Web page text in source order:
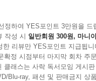
정하여 YES포인트 3만원을 드
작성 시 일반회원 300원, 마니
한 리뷰만 YES포인트 지급됩니
확정 시점부터 마지막 회차 주
클래스는 사락 독서모임 게시
Blu-ray, 패션 및 판매금지 상